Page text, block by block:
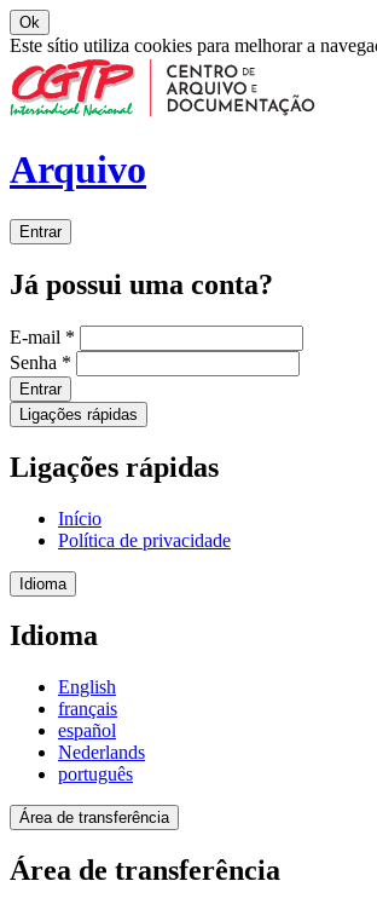
Ok
Este sítio utiliza cookies para melhorar a
Arquivo
Entrar
Já possui uma conta?
E-mail *
Senha *
Entrar
Ligações rápidas
Ligações rápidas
Início
Política de privacidade
Idioma
Idioma
English
français
español
Nederlands
português
Área de transferência
Área de transferência